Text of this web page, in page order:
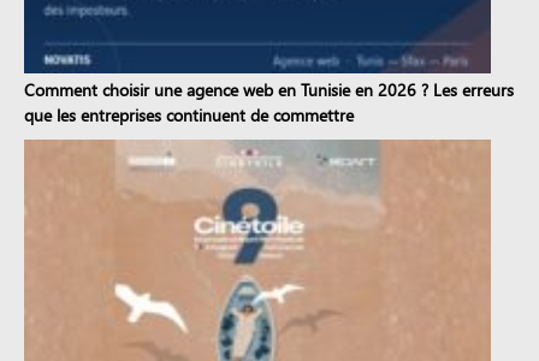
Comment choisir une agence web en Tunisie en 2026 ? Les erreurs
que les entreprises continuent de commettre